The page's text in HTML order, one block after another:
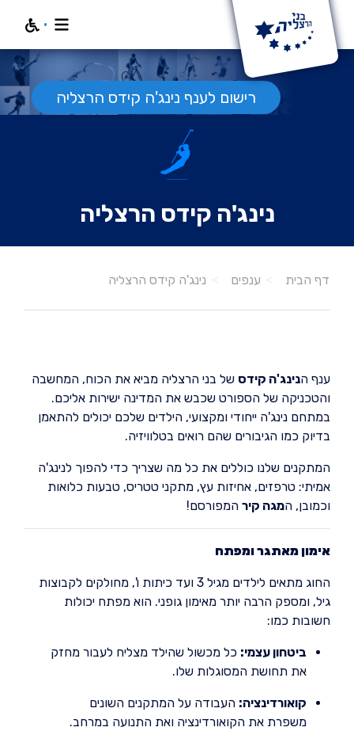
רישום לענף נינג'ה קידס הרצליה
נינג'ה קידס הרצליה
דף הבית ענפים נינג'ה קידס הרצליה
ענף הנינג'ה קידס של בני הרצליה מביא את הכוח, המחשבה
והטכניקה של הספורט שכבש את המדינה ישירות אליכם.
במתחם נינג'ה ייחודי ומקצועי, הילדים שלכם יכולים להתאמן
בדיוק כמו הגיבורים שהם רואים בטלוויזיה.
המתקנים שלנו כוללים את כל מה שצריך כדי להפוך לנינג'ה
אמיתי: טרפזים, אחיזות עץ, מתקני טטריס, טבעות כלואות
וכמובן, המגה קיר המפורסם!
אימון מאתגר ומפתח
החוג מתאים לילדים מגיל 3 ועד כיתות ו', מחולקים לקבוצות
גיל, ומספק הרבה יותר מאימון גופני. הוא מפתח יכולות
חשובות כמו:
ביטחון עצמי: כל מכשול שהילד מצליח לעבור מחזק
את תחושת המסוגלות שלו.
קואורדינציה: העבודה על המתקנים השונים
משפרת את הקואורדינציה ואת התנועה במרחב.